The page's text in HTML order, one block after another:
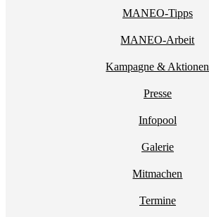
MANEO-Tipps
MANEO-Arbeit
Kampagne & Aktionen
Presse
Infopool
Galerie
Mitmachen
Termine